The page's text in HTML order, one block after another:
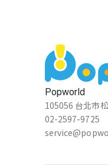
Popworld
105056 台北市
02-2597-9725